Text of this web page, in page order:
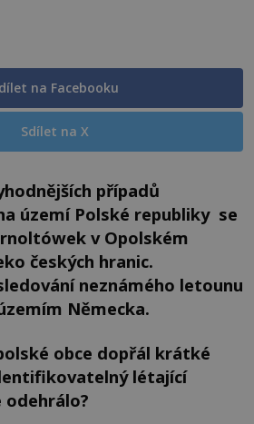
na Facebooku
Sdílet na X
případů
území Polské republiky se
v Opolském
českých hranic.
neznámého letounu
Německa.
obce dopřál krátké
létající
odehrálo?